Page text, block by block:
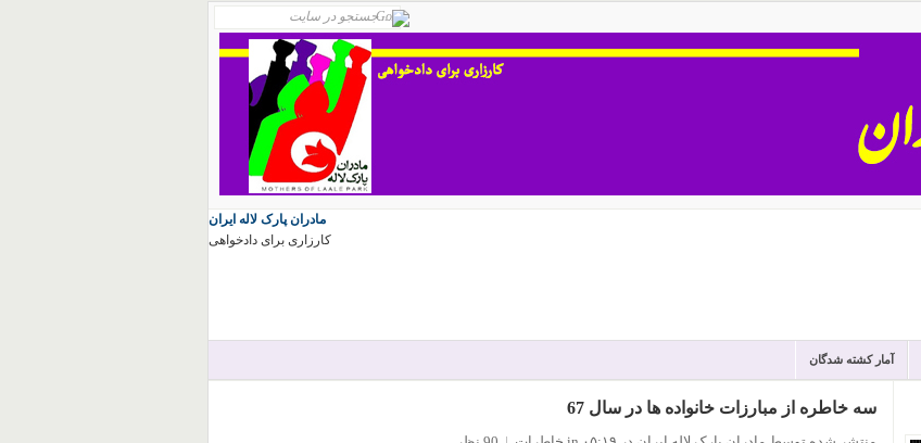
مادران پارک لاله ایران
کارزاری برای دادخواهی
آمار کشته شدگان
سه خاطره از مبارزات خانواده ها در سال 67